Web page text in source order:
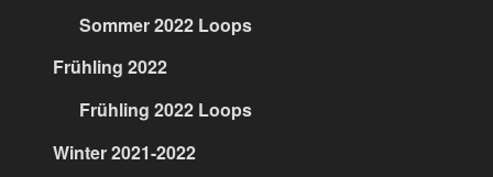
Sommer 2022 Loops
Frühling 2022
Frühling 2022 Loops
Winter 2021-2022